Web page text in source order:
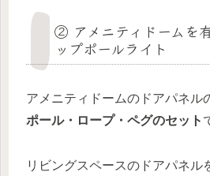
② アメニティドームを
ップポールライト
アメニティドームのドアパネル
ポール・ロープ・ペグのセット
リビングスペースのドアパネル